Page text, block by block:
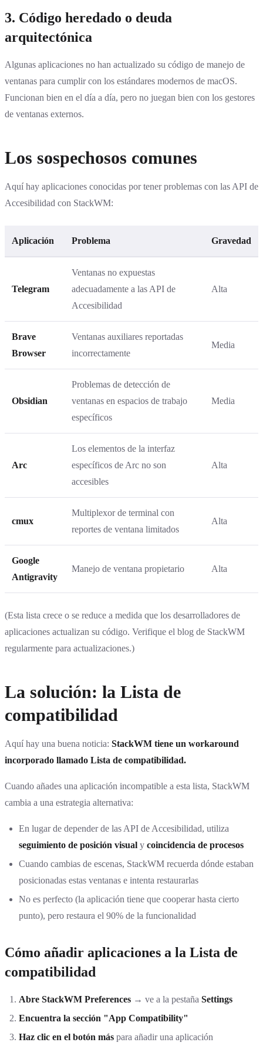
3. Código heredado o deuda
arquitectónica
Algunas aplicaciones no han actualizado su código de manejo de
ventanas para cumplir con los estándares modernos de macOS.
Funcionan bien en el día a día, pero no juegan bien con los gestores
de ventanas externos.
Los sospechosos comunes
Aquí hay aplicaciones conocidas por tener problemas con las API de
Accesibilidad con StackWM:
Aplicación Problema Gravedad
Telegram
Ventanas no expuestas
adecuadamente a las API de
Accesibilidad
Alta
Brave
Browser
Ventanas auxiliares reportadas
incorrectamente
Media
Obsidian
Problemas de detección de
ventanas en espacios de trabajo
específicos
Media
Arc
Los elementos de la interfaz
específicos de Arc no son
accesibles
Alta
cmux
Multiplexor de terminal con
reportes de ventana limitados
Alta
Google
Antigravity
Manejo de ventana propietario Alta
(Esta lista crece o se reduce a medida que los desarrolladores de
aplicaciones actualizan su código. Verifique el blog de StackWM
regularmente para actualizaciones.)
La solución: la Lista de
compatibilidad
Aquí hay una buena noticia: StackWM tiene un workaround
incorporado llamado Lista de compatibilidad.
Cuando añades una aplicación incompatible a esta lista, StackWM
cambia a una estrategia alternativa:
En lugar de depender de las API de Accesibilidad, utiliza
seguimiento de posición visual y coincidencia de procesos
Cuando cambias de escenas, StackWM recuerda dónde estaban
posicionadas estas ventanas e intenta restaurarlas
No es perfecto (la aplicación tiene que cooperar hasta cierto
punto), pero restaura el 90% de la funcionalidad
Cómo añadir aplicaciones a la Lista de
compatibilidad
Abre StackWM Preferences → ve a la pestaña Settings
Encuentra la sección "App Compatibility"
Haz clic en el botón más para añadir una aplicación